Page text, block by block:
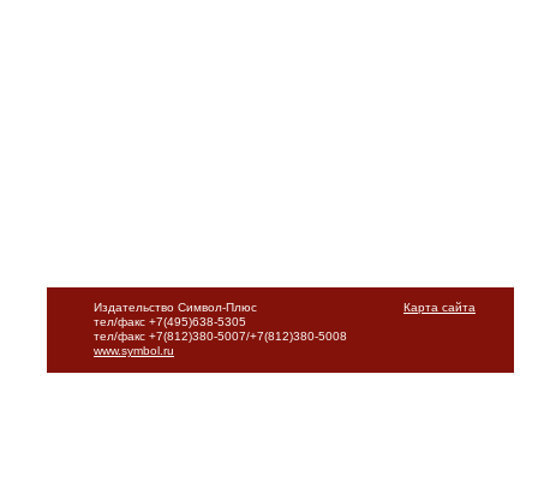
Карта сайта
Издательство Символ-Плюс
тел/факс +7(495)638-5305
тел/факс +7(812)380-5007/+7(812)380-5008
www.symbol.ru